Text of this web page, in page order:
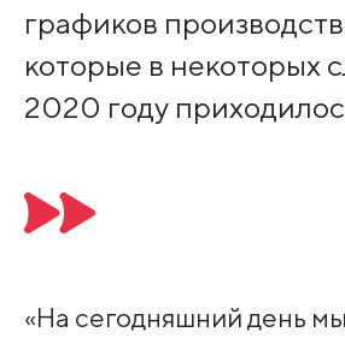
графиков
которые в некоторых
2020 году
«На сегодняшний день